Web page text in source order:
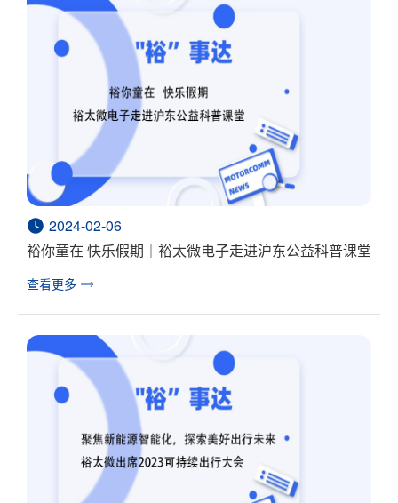
2024-02-06
裕你童在 快乐假期｜裕太微电子走进沪东公益科普课堂
查看更多